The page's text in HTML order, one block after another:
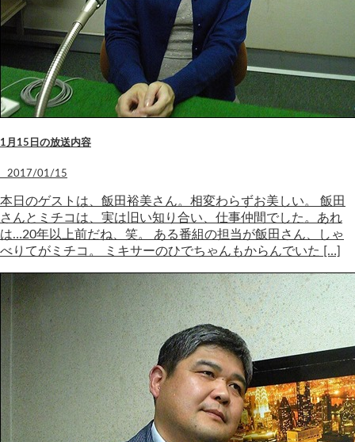
1月15日の放送内容
2017/01/15
本日のゲストは、飯田裕美さん。相変わらずお美しい。 飯田
さんとミチコは、実は旧い知り合い、仕事仲間でした。あれ
は…20年以上前だね、笑。 ある番組の担当が飯田さん、しゃ
べりてがミチコ。 ミキサーのひでちゃんもからんでいた […]